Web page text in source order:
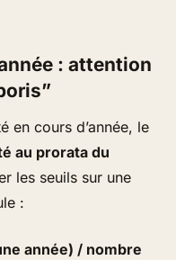
: attention
en cours d’année, le
au prorata du
les seuils sur une
:
année) / nombre